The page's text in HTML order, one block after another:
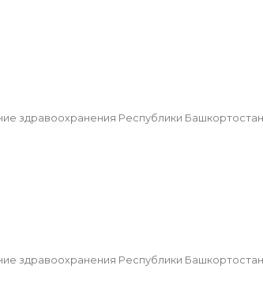
Республики Башкортостан
здравоохранения Республики Башкортостан